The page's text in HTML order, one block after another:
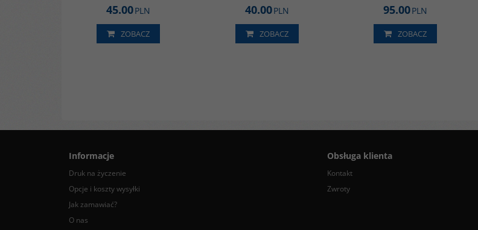
45.00PLN
ZOBACZ
40.00PLN
ZOBACZ
95.00PLN
ZOBACZ
Informacje
Druk na życzenie
Opcje i koszty wysyłki
Jak zamawiać?
O nas
Obsługa klienta
Kontakt
Zwroty